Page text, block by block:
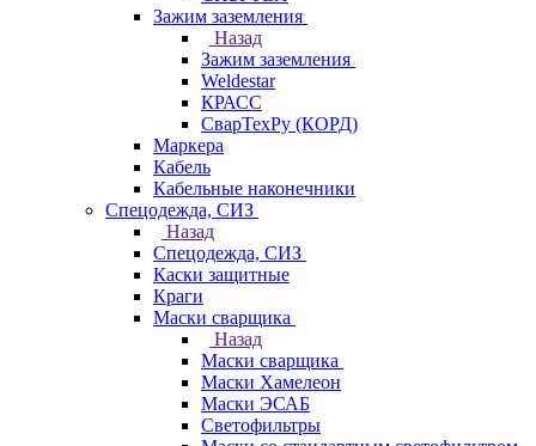
Зажим заземления
Назад
Зажим заземления
Weldestar
КРАСС
СварТехРу (КОРД)
Маркера
Кабель
Кабельные наконечники
Спецодежда, СИЗ
Назад
Спецодежда, СИЗ
Каски защитные
Краги
Маски сварщика
Назад
Маски сварщика
Маски Хамелеон
Маски ЭСАБ
Светофильтры